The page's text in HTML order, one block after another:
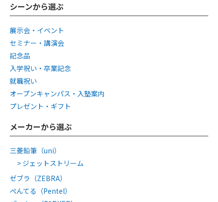
シーンから選ぶ
展示会・イベント
セミナー・講演会
記念品
入学祝い・卒業記念
就職祝い
オープンキャンパス・入塾案内
プレゼント・ギフト
メーカーから選ぶ
三菱鉛筆（uni）
ジェットストリーム
ゼブラ（ZEBRA）
ぺんてる（Pentel）